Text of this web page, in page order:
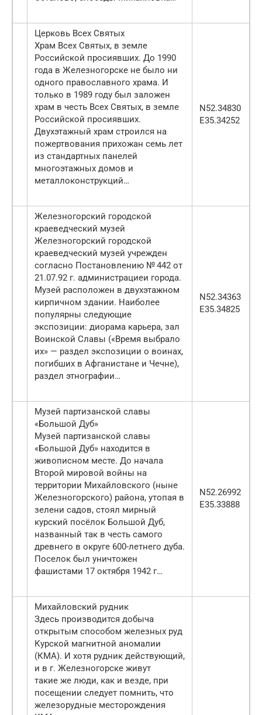
Церковь Всех Святых
Храм Всех Святых, в земле
Российской просиявших. До 1990
года в Железногорске не было ни
одного православного храма. И
только в 1989 году был заложен
храм в честь Всех Святых, в земле
Российской просиявших.
Двухэтажный храм строился на
пожертвования прихожан семь лет
из стандартных панелей
многоэтажных домов и
металлоконструкций…
N52.34830
E35.34252
Железногорский городской
краеведческий музей
Железногорский городской
краеведческий музей учрежден
согласно Постановлению № 442 от
21.07.92 г. администрациеи города.
Музей расположен в двухэтажном
кирпичном здании. Наиболее
популярны следующие
экспозиции: диорама карьера, зал
Воинской Славы («Время выбрало
их» — раздел экспозиции о воинах,
погибших в Афганистане и Чечне),
раздел этнографии…
N52.34363
E35.34825
Музей партизанской славы
«Большой Дуб»
Музей партизанской славы
«Большой Дуб» находится в
живописном месте. До начала
Второй мировой войны на
территории Михайловского (ныне
Железногорского) района, утопая в
зелени садов, стоял мирный
курский посёлок Большой Дуб,
названный так в честь самого
древнего в округе 600-летнего дуба.
Поселок был уничтожен
фашистами 17 октября 1942 г…
N52.26992
E35.33888
Михайловский рудник
Здесь производится добыча
открытым способом железных руд
Курской магнитной аномалии
(КМА). И хотя рудник действующий,
и в г. Железногорске живут
такие же люди, как и везде, при
посещении следует помнить, что
железорудные месторождения